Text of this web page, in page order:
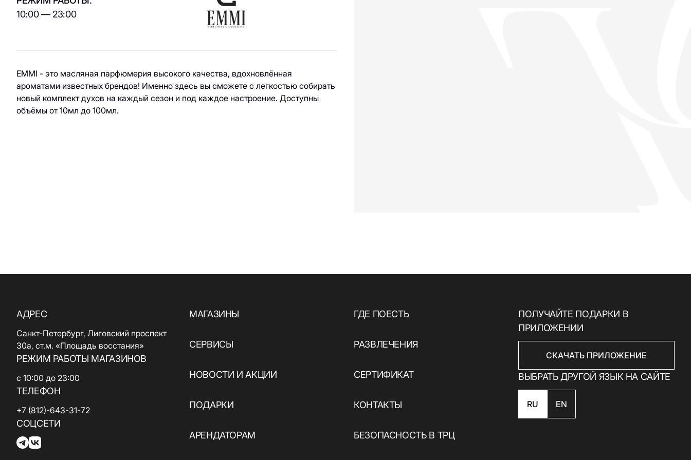
изделия
и отдыха
Электроника,
книги и бытовая
Паркинг
10:00 — 23:00
EMMI - это масляная парфюмерия высокого качества, вдохновлённая
ароматами известных брендов! Именно здесь вы сможете с легкостью собирать
новый комплект духов на каждый сезон и под каждое настроение. Доступны
объёмы от 10мл до 100мл.
АДРЕС
Санкт-Петербург, Лиговский проспект
30а, ст.м. «Площадь восстания»
РЕЖИМ РАБОТЫ МАГАЗИНОВ
с 10:00 до 23:00
ТЕЛЕФОН
+7 (812)-643-31-72
СОЦСЕТИ
МАГАЗИНЫ ГДЕ ПОЕСТЬ
СЕРВИСЫ РАЗВЛЕЧЕНИЯ
НОВОСТИ И АКЦИИ СЕРТИФИКАТ
ПОДАРКИ КОНТАКТЫ
АРЕНДАТОРАМ БЕЗОПАСНОСТЬ В ТРЦ
ПОЛУЧАЙТЕ ПОДАРКИ В
ПРИЛОЖЕНИИ
СКАЧАТЬ ПРИЛОЖЕНИЕ
ВЫБРАТЬ ДРУГОЙ ЯЗЫК НА САЙТЕ
RU EN